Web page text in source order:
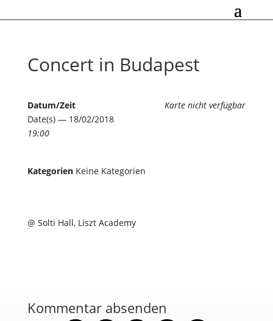
Concert in Budapest
Karte nicht verfügbar
Datum/Zeit
Date(s) — 18/02/2018
19:00
KategorienKeine Kategorien
@ Solti Hall, Liszt Academy
Kommentar absenden